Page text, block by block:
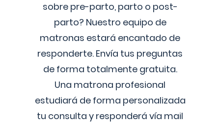
sobre pre-parto, parto o post-
parto? Nuestro equipo de
matronas estará encantado de
responderte. Envía tus preguntas
de forma totalmente gratuita.
Una matrona profesional
estudiará de forma personalizada
tu consulta y responderá vía mail